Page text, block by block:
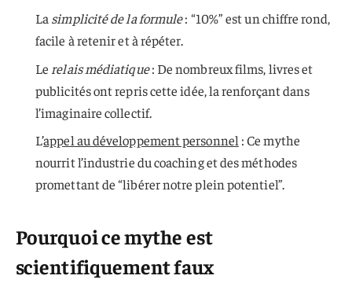
La simplicité de la formule: “10%” est un chiffre rond,
facile à retenir et à répéter.
Le relais médiatique: De nombreux films, livres et
publicités ont repris cette idée, la renforçant dans
l’imaginaire collectif.
L’appel au développement personnel : Ce mythe
nourrit l’industrie du coaching et des méthodes
promettant de “libérer notre plein potentiel”.
Pourquoi ce mythe est
scientifiquement faux